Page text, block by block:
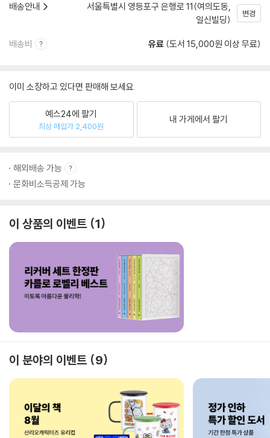
배송안내
서울특별시 영등포구 은행로 11(여의도동,
일신빌딩)
변경
배송비 유료 (도서 15,000원 이상 무료)
이미 소장하고 있다면 판매해 보세요.
예스24에 팔기
최상 매입가 2,400원
내 가게에서 팔기
해외배송 가능
문화비소득공제 가능
이 상품의 이벤트 1
이 분야의 이벤트 9